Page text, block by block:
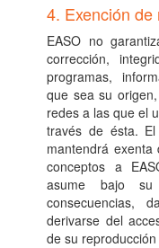
4. Exención
EASO no
corrección,
programas,
que sea su
redes a las que el
través de ésta.
mantendrá
conceptos a
asume bajo su
consecuencias,
derivarse del
de su